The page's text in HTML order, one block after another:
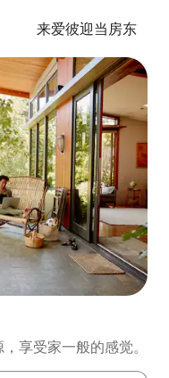
来爱彼迎当房东
享受家一般的感觉。